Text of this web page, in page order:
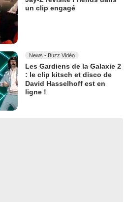
un clip engagé
News - Buzz Vidéo
Les Gardiens de la Galaxie 2
: le clip kitsch et disco de
David Hasselhoff est en
ligne !